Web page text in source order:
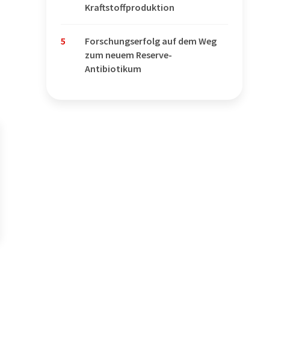
Kraftstoffproduktion
5
Forschungserfolg auf dem Weg
zum neuem Reserve-
Antibiotikum